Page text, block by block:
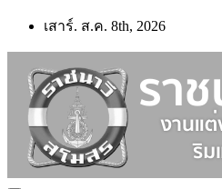
Skip
content
เสาร์. ส.ค. 8th, 2026